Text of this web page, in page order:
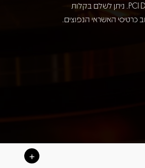
המחמיר PCI DSS. ניתן לשלם בקלות
כרטיסי האשראי הנפוצים.